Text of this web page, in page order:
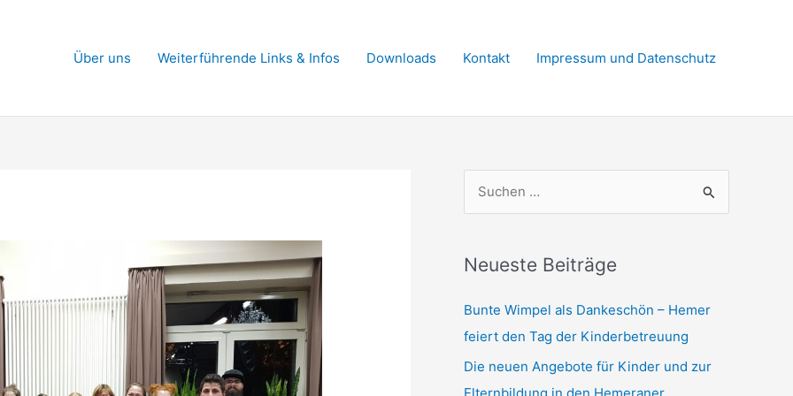
Über uns Weiterführende Links & Infos Downloads Kontakt Impressum und Datenschutz
h
n
n
a
Neueste Beiträge
Bunte Wimpel als Dankeschön – Hemer
feiert den Tag der Kinderbetreuung
Die neuen Angebote für Kinder und zur